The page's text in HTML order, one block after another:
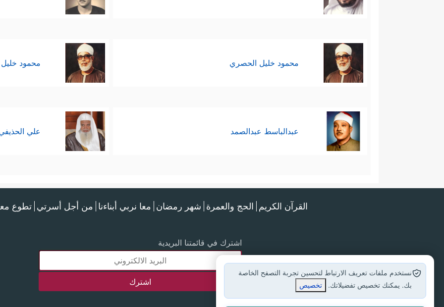
محمود خليل الحصري محمود
عبدالباسط عبدالصمد علي
القرآن الكريم الحج والعمرة شهر رمضان معا نربي أبناءنا من أجل أسرتي تطوع
اشترك في قائمتنا البريدية
نستخدم ملفات تعريف الارتباط لتحسين تجربة التصفح الخاصة
بك. يمكنك تخصيص تفضيلاتك.
تخصيص